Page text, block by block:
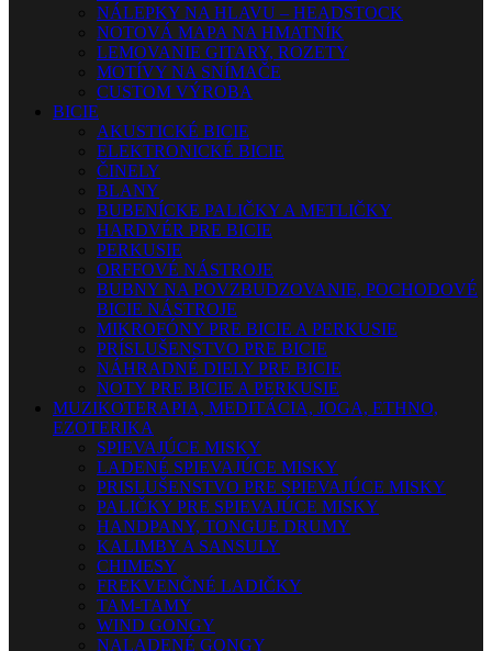
NÁLEPKY NA HLAVU – HEADSTOCK
NOTOVÁ MAPA NA HMATNÍK
LEMOVANIE GITARY, ROZETY
MOTÍVY NA SNÍMAČE
CUSTOM VÝROBA
BICIE
AKUSTICKÉ BICIE
ELEKTRONICKÉ BICIE
ČINELY
BLANY
BUBENÍCKE PALIČKY A METLIČKY
HARDVÉR PRE BICIE
PERKUSIE
ORFFOVÉ NÁSTROJE
BUBNY NA POVZBUDZOVANIE, POCHODOVÉ
BICIE NÁSTROJE
MIKROFÓNY PRE BICIE A PERKUSIE
PRÍSLUŠENSTVO PRE BICIE
NÁHRADNÉ DIELY PRE BICIE
NOTY PRE BICIE A PERKUSIE
MUZIKOTERAPIA, MEDITÁCIA, JOGA, ETHNO,
EZOTERIKA
SPIEVAJÚCE MISKY
LADENÉ SPIEVAJÚCE MISKY
PRISLUŠENSTVO PRE SPIEVAJÚCE MISKY
PALIČKY PRE SPIEVAJÚCE MISKY
HANDPANY, TONGUE DRUMY
KALIMBY A SANSULY
CHIMESY
FREKVENČNÉ LADIČKY
TAM-TAMY
WIND GONGY
NALADENÉ GONGY